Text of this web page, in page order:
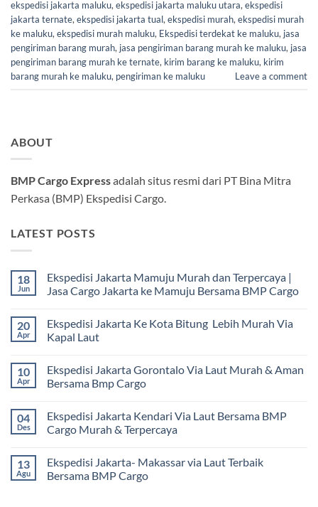
ekspedisi jakarta maluku, ekspedisi jakarta maluku utara, ekspedisi
jakarta ternate, ekspedisi jakarta tual, ekspedisi murah, ekspedisi murah
ke maluku, ekspedisi murah maluku, Ekspedisi terdekat ke maluku, jasa
pengiriman barang murah, jasa pengiriman barang murah ke maluku, jasa
pengiriman barang murah ke ternate, kirim barang ke maluku, kirim
barang murah ke maluku, pengiriman ke maluku Leave a comment
ABOUT
BMP Cargo Expressadalah situs resmi dari PT Bina Mitra
Perkasa (BMP) Ekspedisi Cargo.
LATEST POSTS
18
Jun
Ekspedisi Jakarta Mamuju Murah dan Terpercaya |
Jasa Cargo Jakarta ke Mamuju Bersama BMP Cargo
komentar
pada
Ekspedisi
Murah
dan
Terpercaya
Cargo
Jakarta
ke
BMP
Cargo
20
Apr
Ekspedisi Jakarta Ke Kota Bitung Lebih Murah Via
Kapal Laut
komentar
pada
Ekspedisi
Kota
Bitung
Lebih
Kapal
Laut
10
Apr
Ekspedisi Jakarta Gorontalo Via Laut Murah & Aman
Bersama Bmp Cargo
komentar
pada
Ekspedisi
Via
Laut
Murah
04
Des
Ekspedisi Jakarta Kendari Via Laut Bersama BMP
Cargo Murah & Terpercaya
komentar
pada
Ekspedisi
13
Agu
Ekspedisi Jakarta- Makassar via Laut Terbaik
Bersama BMP Cargo